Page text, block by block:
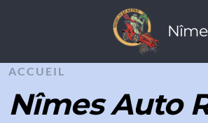
ACCUEIL
Nîmes Auto